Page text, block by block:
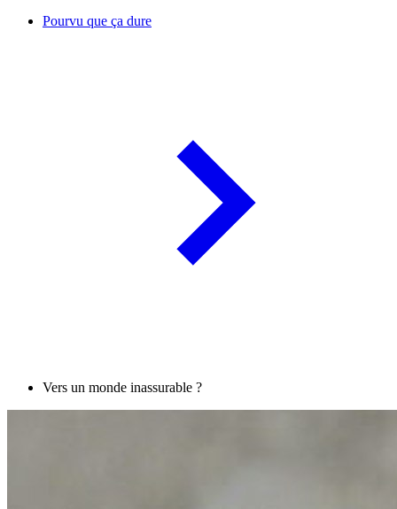
Pourvu que ça dure
Vers un monde inassurable ?